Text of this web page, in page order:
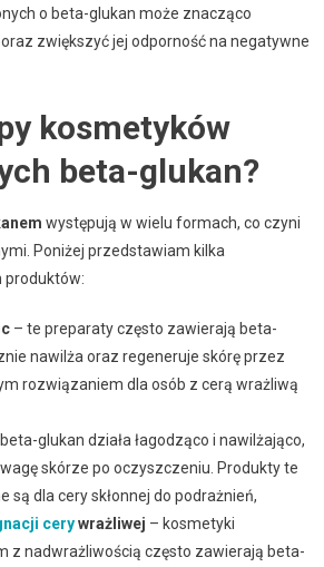
o beta-glukan może znacząco
zwiększyć jej odporność na negatywne
kosmetyków
beta-glukan?
występują w wielu formach, co czyni
Poniżej przedstawiam kilka
produktów:
– te preparaty często zawierają beta-
nawilża oraz regeneruje skórę przez
rozwiązaniem dla osób z cerą wrażliwą
glukan działa łagodząco i nawilżająco,
skórze po oczyszczeniu. Produkty te
są dla cery skłonnej do podrażnień,
cerywrażliwej – kosmetyki
z nadwrażliwością często zawierają beta-